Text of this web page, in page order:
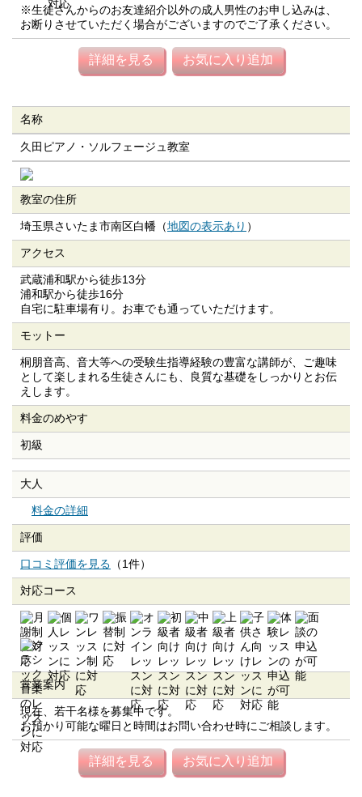
※生徒さんからのお友達紹介以外の成人男性のお申し込みは、
お断りさせていただく場合がございますのでご了承ください。
詳細を見る お気に入り追加
名称
久田ピアノ・ソルフェージュ教室
教室の住所
埼玉県さいたま市南区白幡（地図の表示あり ）
アクセス
武蔵浦和駅から徒歩13分
浦和駅から徒歩16分
自宅に駐車場有り。お車でも通っていただけます。
モットー
桐朋音高、音大等への受験生指導経験の豊富な講師が、ご趣味
として楽しまれる生徒さんにも、良質な基礎をしっかりとお伝
えします。
料金のめやす
初級
大人
料金の詳細
評価
口コミ評価を見る （1件）
対応コース
営業案内
現在、若干名様を募集中です。
お預かり可能な曜日と時間はお問い合わせ時にご相談します。
詳細を見る お気に入り追加